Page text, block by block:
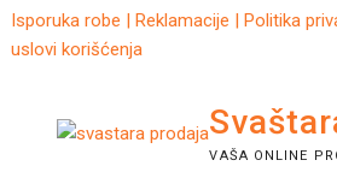
Skip
to
Isporuka robe | Reklamacije | Politika
uslovi korišćenja
VAŠA ONLINE